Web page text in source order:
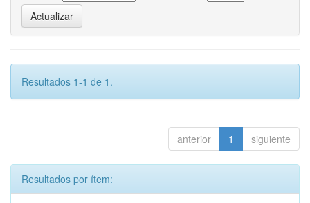
Resultados 1-1 de 1.
anterior 1 siguiente
Resultados por ítem: